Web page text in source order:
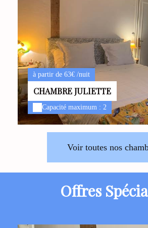
à partir de 63€ /nuit
CHAMBRE JULIETTE
Capacité maximum : 2
Voir toutes nos
Offres